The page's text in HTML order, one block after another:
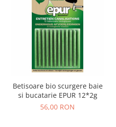
Betisoare bio scurgere baie
si bucatarie EPUR 12*2g
56,00 RON